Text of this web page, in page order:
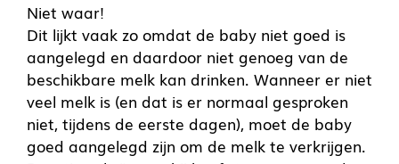
Niet waar!
Dit lijkt vaak zo omdat de baby niet goed is
aangelegd en daardoor niet genoeg van de
beschikbare melk kan drinken. Wanneer er niet
veel melk is (en dat is er normaal gesproken
niet, tijdens de eerste dagen), moet de baby
goed aangelegd zijn om de melk te verkrijgen.